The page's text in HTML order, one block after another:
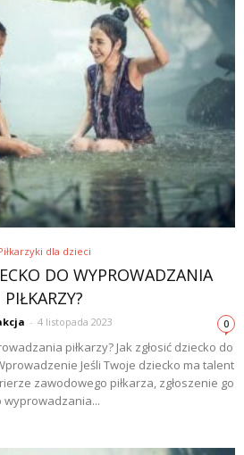
dla dzieci
DO WYPROWADZANIA
PIŁKARZY?
- 4 listopada 2023 0
piłkarzy? Jak zgłosić dziecko do
Jeśli Twoje dziecko ma talent
zawodowego piłkarza, zgłoszenie go
wyprowadzania...